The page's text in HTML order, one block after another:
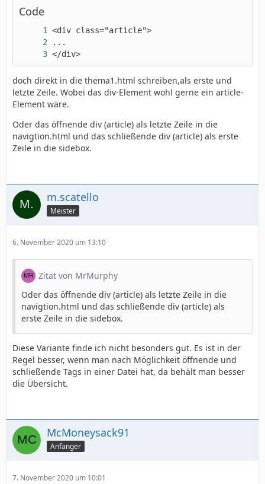
Code
</div>
doch direkt in die thema1.html schreiben,als erste und
letzte Zeile. Wobei das div-Element wohl gerne ein article-
Element wäre.
Oder das öffnende div (article) als letzte Zeile in die
navigtion.html und das schließende div (article) als erste
Zeile in die sidebox.
m.scatello
Meister
6. November 2020 um 13:10
Zitat von MrMurphy
Oder das öffnende div (article) als letzte Zeile in die
navigtion.html und das schließende div (article) als
erste Zeile in die sidebox.
Diese Variante finde ich nicht besonders gut. Es ist in der
Regel besser, wenn man nach Möglichkeit öffnende und
schließende Tags in einer Datei hat, da behält man besser
die Übersicht.
McMoneysack91
Anfänger
7. November 2020 um 10:01